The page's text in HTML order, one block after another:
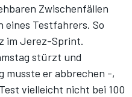
Zwischenfällen
eines Testfahrers. So
im Jerez-Sprint.
stürzt und
musste er abbrechen -,
vielleicht nicht bei 100